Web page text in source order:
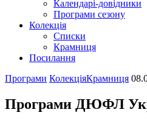
Календарі-довідники
Програми сезону
Колекція
Списки
Крамниця
Посилання
Програми КолекціяКрамниця
Програми ДЮФЛ